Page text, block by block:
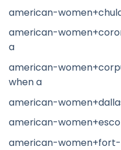
american-
american-
a
american-
when a
american-
american-
american-